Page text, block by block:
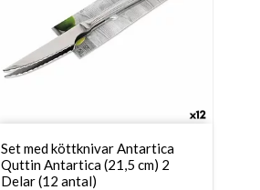
Set med köttknivar Antartica
Quttin Antartica (21,5 cm) 2
Delar (12 antal)